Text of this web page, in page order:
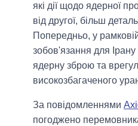
які дії щодо ядерної
від другої, більш
Попередньо, у рамковій
зобов'язання для
ядерну зброю та
високозбагаченого
За повідомленнями
погоджено